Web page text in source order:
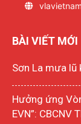
BÀI VIẾT MỚI
Sơn La mưa lũ
Hưởng ứng
EVN”: CBCNV